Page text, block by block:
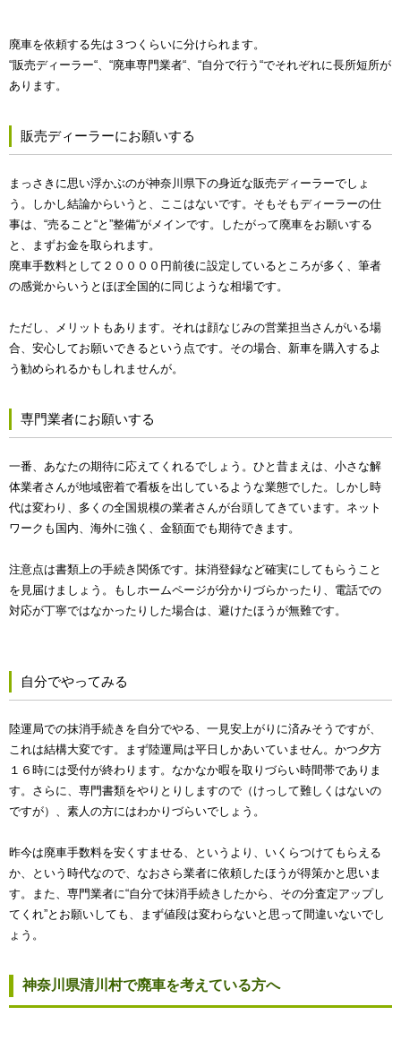
廃車を依頼する先は３つくらいに分けられます。
“販売ディーラー“、“廃車専門業者“、“自分で行う“でそれぞれに長所短所が
あります。
販売ディーラーにお願いする
まっさきに思い浮かぶのが神奈川県下の身近な販売ディーラーでしょ
う。しかし結論からいうと、ここはないです。そもそもディーラーの仕
事は、“売ること“と”整備“がメインです。したがって廃車をお願いする
と、まずお金を取られます。
廃車手数料として２００００円前後に設定しているところが多く、筆者
の感覚からいうとほぼ全国的に同じような相場です。
ただし、メリットもあります。それは顔なじみの営業担当さんがいる場
合、安心してお願いできるという点です。その場合、新車を購入するよ
う勧められるかもしれませんが。
専門業者にお願いする
一番、あなたの期待に応えてくれるでしょう。ひと昔まえは、小さな解
体業者さんが地域密着で看板を出しているような業態でした。しかし時
代は変わり、多くの全国規模の業者さんが台頭してきています。ネット
ワークも国内、海外に強く、金額面でも期待できます。
注意点は書類上の手続き関係です。抹消登録など確実にしてもらうこと
を見届けましょう。もしホームページが分かりづらかったり、電話での
対応が丁寧ではなかったりした場合は、避けたほうが無難です。
自分でやってみる
陸運局での抹消手続きを自分でやる、一見安上がりに済みそうですが、
これは結構大変です。まず陸運局は平日しかあいていません。かつ夕方
１６時には受付が終わります。なかなか暇を取りづらい時間帯でありま
す。さらに、専門書類をやりとりしますので（けっして難しくはないの
ですが）、素人の方にはわかりづらいでしょう。
昨今は廃車手数料を安くすませる、というより、いくらつけてもらえる
か、という時代なので、なおさら業者に依頼したほうが得策かと思いま
す。また、専門業者に“自分で抹消手続きしたから、その分査定アップし
てくれ”とお願いしても、まず値段は変わらないと思って間違いないでし
ょう。
神奈川県清川村で廃車を考えている方へ